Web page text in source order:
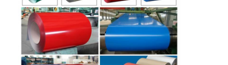
کنترل کیفیت
با ما تماس بگیرید